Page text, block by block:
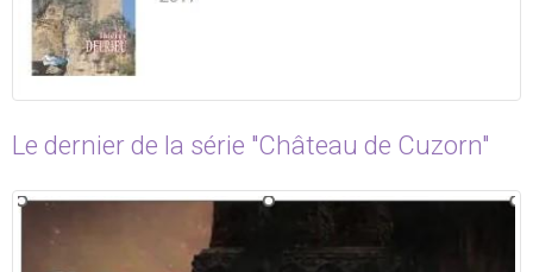
Le dernier de la série "Château de Cuzorn"